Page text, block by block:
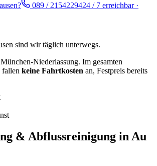
? 089 / 2154229424 / 7 erreichbar ·
sind wir täglich unterwegs.
Niederlassung. Im gesamten
fallen keine Fahrtkosten an, Festpreis bereits
& Abflussreinigung in Au